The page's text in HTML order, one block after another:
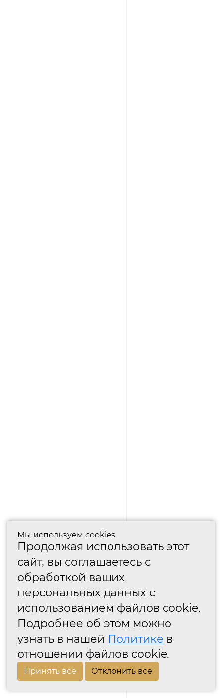
Мы используем cookies
Продолжая использовать этот
сайт, вы соглашаетесь с
обработкой ваших
персональных данных с
использованием файлов cookie.
Подробнее об этом можно
узнать в нашей Политике в
отношении файлов cookie.
Принять все Отклонить все